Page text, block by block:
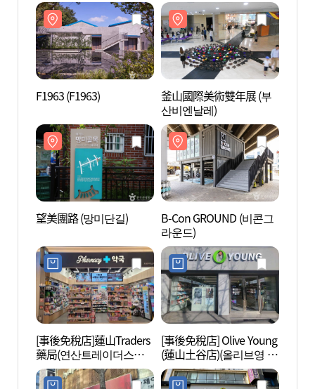
F1963 (F1963)
釜山國際美術雙年展 (부
산비엔날레)
望美團路 (망미단길)
B-Con GROUND (비콘그
라운드)
[事後免稅店]蓮山Traders
藥局(연산트레이더스약
국)
[事後免稅店] Olive Young
(蓮山土谷店)(올리브영 연
산토곡점)